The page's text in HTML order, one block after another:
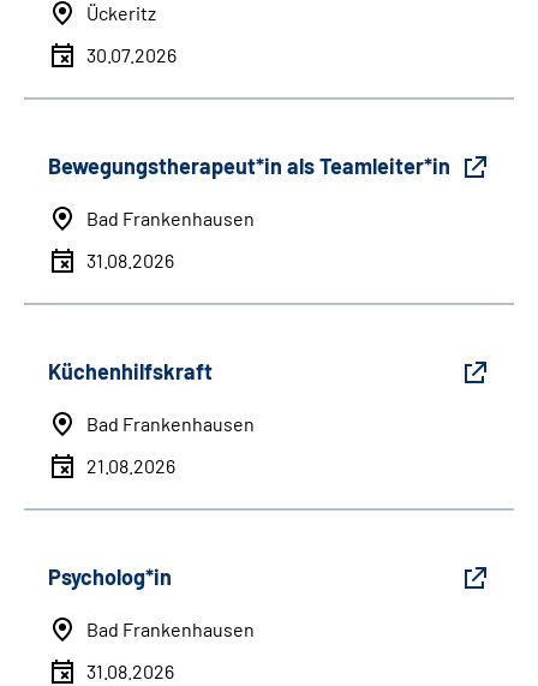
Ückeritz
30.07.2026
Bewegungstherapeut*in als Teamleiter*in
Bad Frankenhausen
31.08.2026
Küchenhilfskraft
Bad Frankenhausen
21.08.2026
Psycholog*in
Bad Frankenhausen
31.08.2026